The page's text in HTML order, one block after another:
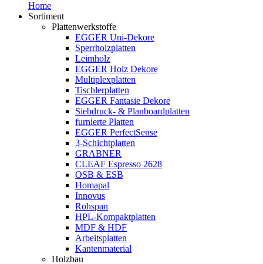
Home
Sortiment
Plattenwerkstoffe
EGGER Uni-Dekore
Sperrholzplatten
Leimholz
EGGER Holz Dekore
Multiplexplatten
Tischlerplatten
EGGER Fantasie Dekore
Siebdruck- & Planboardplatten
furnierte Platten
EGGER PerfectSense
3-Schichtplatten
GRABNER
CLEAF Espresso 2628
OSB & ESB
Homapal
Innovus
Rohspan
HPL-Kompaktplatten
MDF & HDF
Arbeitsplatten
Kantenmaterial
Holzbau